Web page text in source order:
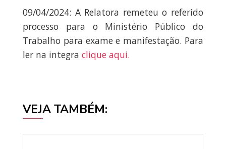
09/04/2024: A Relatora remeteu o referido
processo para o Ministério Público do
Trabalho para exame e manifestação. Para
ler na integra clique aqui.
VEJA TAMBÉM: